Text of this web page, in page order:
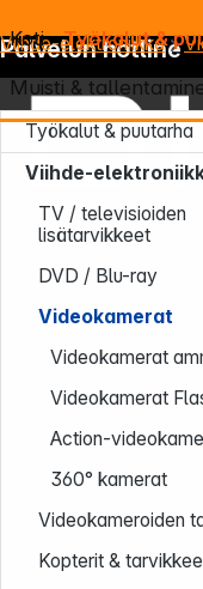
Koti Työkalut &
Muisti &
Viihde-elektroniikka
Työkalut & puutarha
Viihde-
TV / televisioiden
lisätarvikkeet
DVD / Blu-ray
Videokamerat
Videokamerat
Videokamerat
Action-
360° kamerat
Videokameroiden
Kopterit &
Palvelun hotline
Ma – To: 7:30 – 16:30
E-mail: